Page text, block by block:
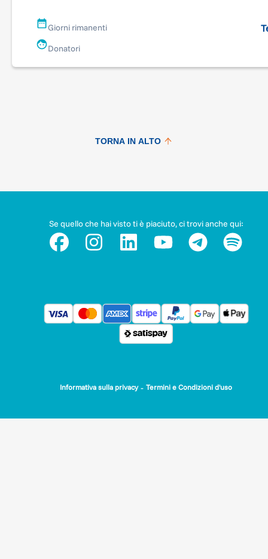
Giorni rimanenti
Donatori
TORNA IN ALTO
Se quello che hai visto ti è piaciuto, ci trovi anche qui:
Informativa sulla privacy - Termini e Condizioni d'uso